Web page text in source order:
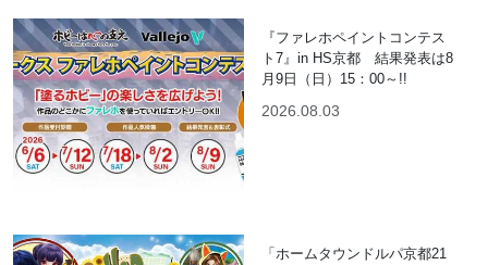
『ファレホペイントコンテス
ト7』in HS京都 結果発表は8
月9日（日）15：00～!!
2026.08.03
「ホームタウンドルパ京都21